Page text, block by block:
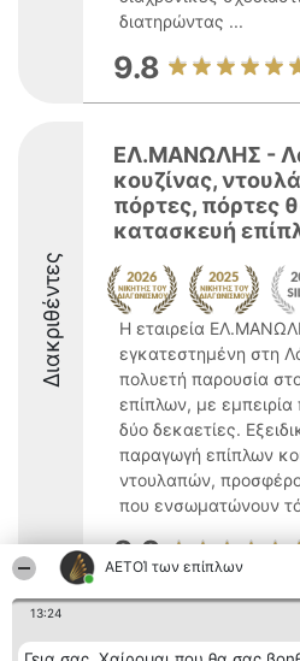
ΑΕΤΟΊ των επίπλων
13:24
διατηρώντας ...
9.8
Διακριθέντες
ΕΛ.ΜΑΝΩΛΗΣ -
κουζίνας,
πόρτες, πόρτες
κατασκευή
Η εταιρεία
εγκατεστημένη στη
πολυετή παρουσία
επίπλων, με εμπειρία
δύο δεκαετίες.
παραγωγή επίπλων
ντουλαπών,
που ενσωματώνουν
8.9
κατάταξης